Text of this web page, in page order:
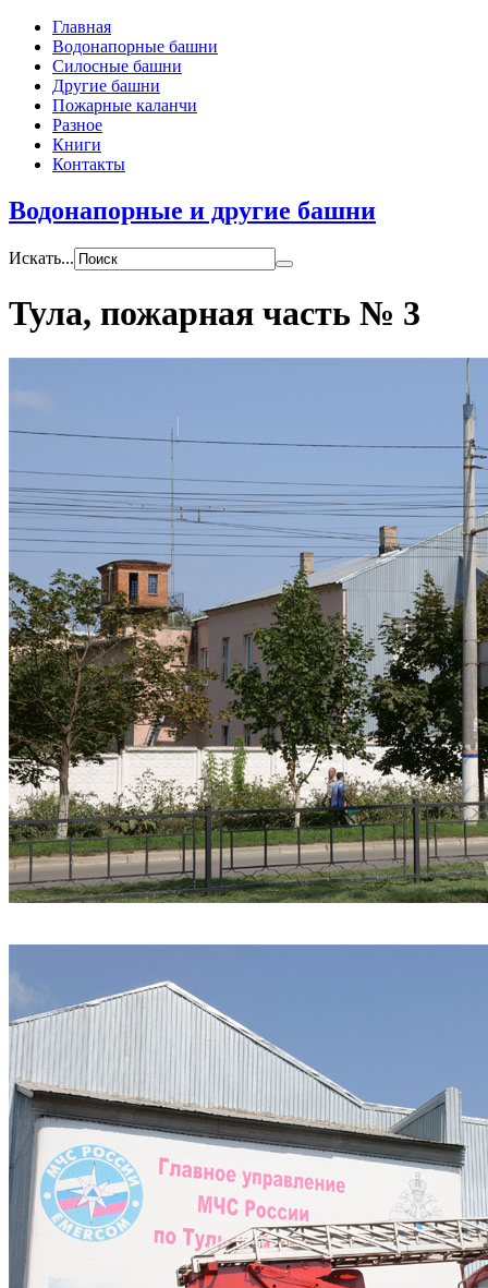
Главная
Водонапорные башни
Силосные башни
Другие башни
Пожарные каланчи
Разное
Книги
Контакты
Водонапорные и другие башни
Искать...
Тула, пожарная часть № 3